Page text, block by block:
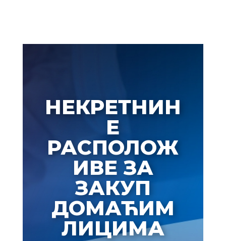
НЕКРЕТНИН
Е
РАСПОЛОЖ
ИВЕ ЗА
ЗАКУП
ДОМАЋИМ
ЛИЦИМА